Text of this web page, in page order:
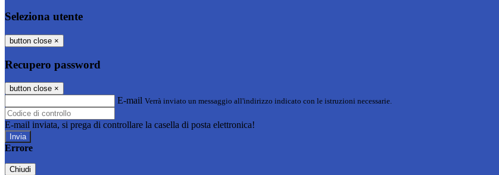
Seleziona utente
button close ×
Recupero password
button close ×
E-mail Verrà inviato un messaggio all'indirizzo indicato con le istruzioni necessarie.
E-mail inviata, si prega di controllare la casella di posta elettronica!
Errore
Chiudi